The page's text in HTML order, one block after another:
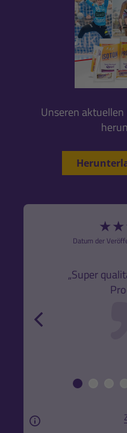
Unseren
★★
Datum der
„Super
Aus rechtlichen